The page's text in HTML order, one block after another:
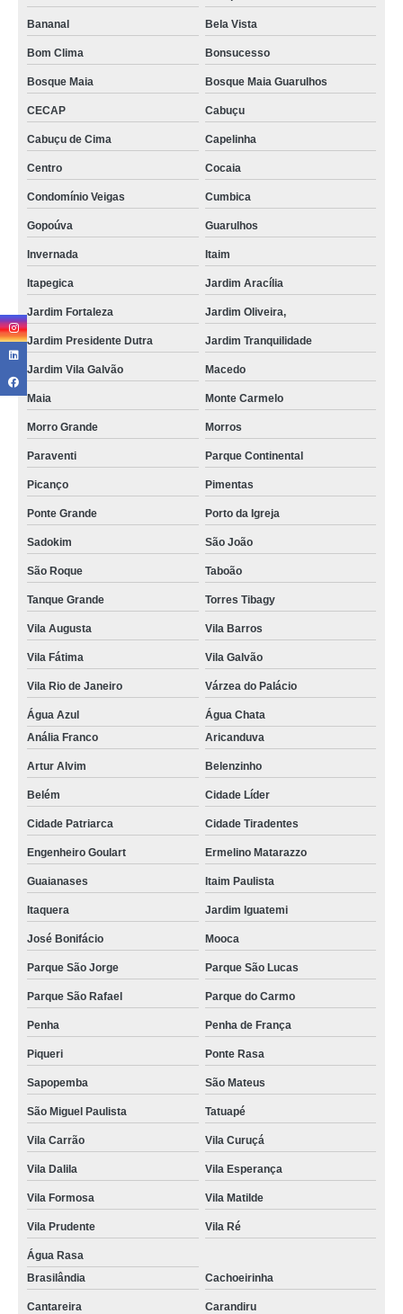
Bananal Bela Vista
Bom Clima Bonsucesso
Bosque Maia Bosque Maia Guarulhos
CECAP Cabuçu
Cabuçu de Cima Capelinha
Centro Cocaia
Condomínio Veigas Cumbica
Gopoúva Guarulhos
Invernada Itaim
Itapegica Jardim Aracília
Jardim Fortaleza Jardim Oliveira,
Jardim Presidente Dutra Jardim Tranquilidade
Jardim Vila Galvão Macedo
Maia Monte Carmelo
Morro Grande Morros
Paraventi Parque Continental
Picanço Pimentas
Ponte Grande Porto da Igreja
Sadokim São João
São Roque Taboão
Tanque Grande Torres Tibagy
Vila Augusta Vila Barros
Vila Fátima Vila Galvão
Vila Rio de Janeiro Várzea do Palácio
Água Azul
Água Chata
Anália Franco
Aricanduva
Artur Alvim Belenzinho
Belém Cidade Líder
Cidade Patriarca Cidade Tiradentes
Engenheiro Goulart Ermelino Matarazzo
Guaianases Itaim Paulista
Itaquera Jardim Iguatemi
José Bonifácio Mooca
Parque São Jorge Parque São Lucas
Parque São Rafael Parque do Carmo
Penha Penha de França
Piqueri Ponte Rasa
Sapopemba São Mateus
São Miguel Paulista Tatuapé
Vila Carrão Vila Curuçá
Vila Dalila Vila Esperança
Vila Formosa Vila Matilde
Vila Prudente Vila Ré
Água Rasa
Brasilândia
Cachoeirinha
Cantareira Carandiru